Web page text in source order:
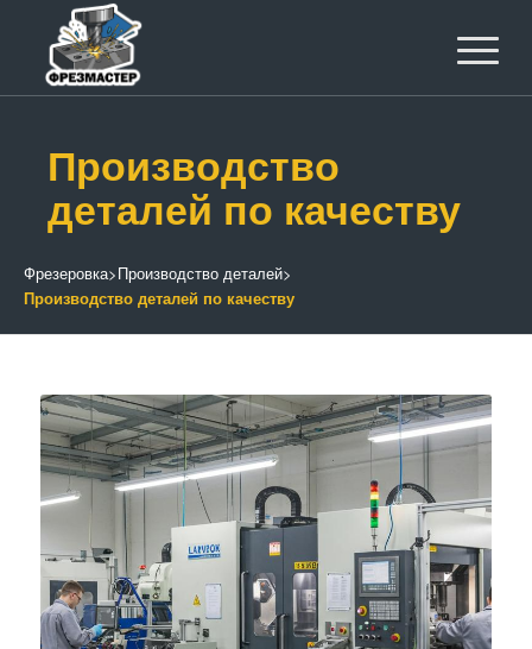
Производство
деталей по качеству
Фрезеровка>Производство деталей>
Производство деталей по качеству